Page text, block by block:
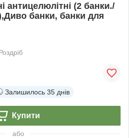
антицелюлітні (2 банки./
банки, банки для
Залишилось 35 днів
Купити
або